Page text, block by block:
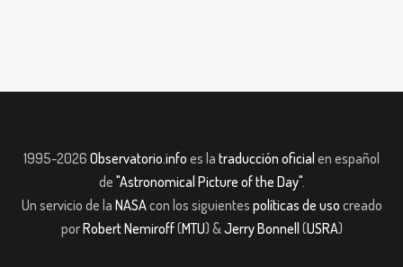
1995-2026 Observatorio.info es la traducción oficial en español
de "Astronomical Picture of the Day".
Un servicio de la NASAcon los siguientes políticas de uso creado
porRobert Nemiroff(MTU) &Jerry Bonnell (USRA)